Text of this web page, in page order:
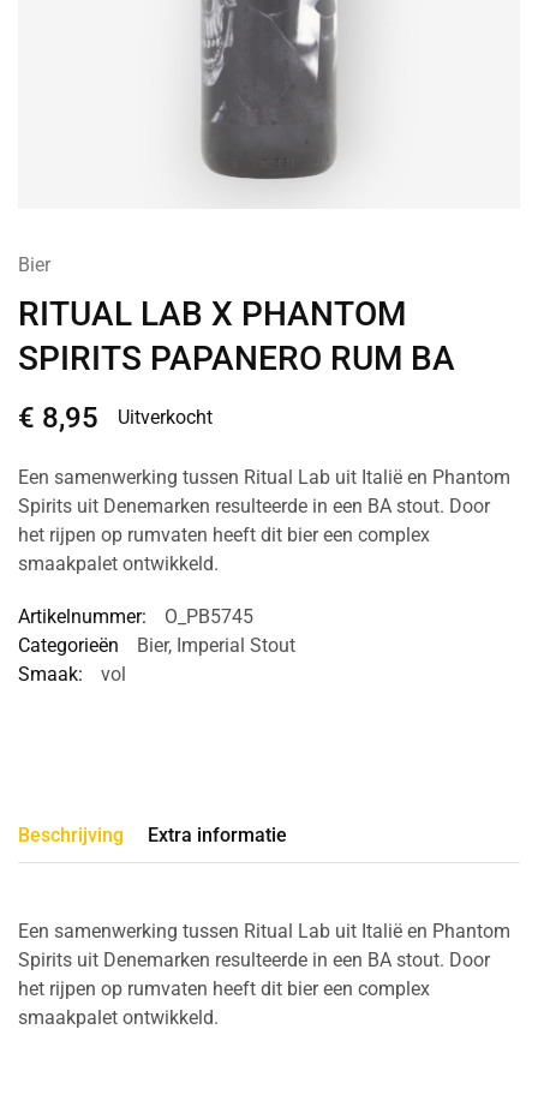
Bier
RITUAL LAB X PHANTOM
SPIRITS PAPANERO RUM BA
€ 8,95 Uitverkocht
Een samenwerking tussen Ritual Lab uit Italië en Phantom
Spirits uit Denemarken resulteerde in een BA stout. Door
het rijpen op rumvaten heeft dit bier een complex
smaakpalet ontwikkeld.
Artikelnummer:
O_PB5745
Categorieën
Bier, Imperial Stout
Smaak:
vol
Beschrijving Extra informatie
Een samenwerking tussen Ritual Lab uit Italië en Phantom
Spirits uit Denemarken resulteerde in een BA stout. Door
het rijpen op rumvaten heeft dit bier een complex
smaakpalet ontwikkeld.